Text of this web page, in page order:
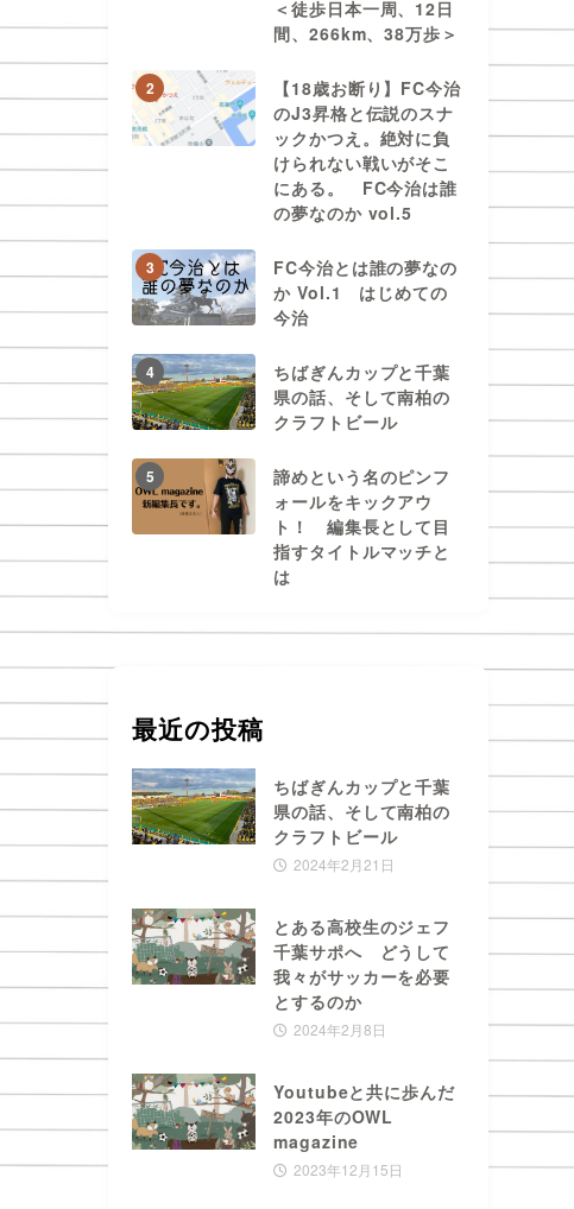
＜徒歩日本一周、12日
間、266km、38万歩＞
2
【18歳お断り】FC今治
のJ3昇格と伝説のスナ
ックかつえ。絶対に負
けられない戦いがそこ
にある。 FC今治は誰
の夢なのか vol.5
3
FC今治とは誰の夢なの
か Vol.1 はじめての
今治
4
ちばぎんカップと千葉
県の話、そして南柏の
クラフトビール
5
諦めという名のピンフ
ォールをキックアウ
ト！ 編集長として目
指すタイトルマッチと
は
最近の投稿
ちばぎんカップと千葉
県の話、そして南柏の
クラフトビール
2024年2月21日
とある高校生のジェフ
千葉サポへ どうして
我々がサッカーを必要
とするのか
2024年2月8日
Youtubeと共に歩んだ
2023年のOWL
magazine
2023年12月15日